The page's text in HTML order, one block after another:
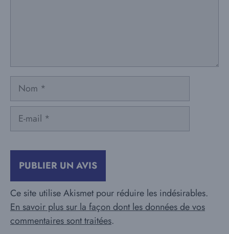
Nom
mail
Ce site utilise Akismet pour réduire les indésirables.
En savoir plus sur la façon dont les données de vos
commentaires sont traitées.